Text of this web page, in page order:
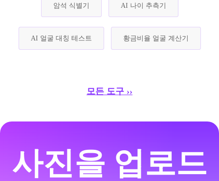
암석 식별기 AI 나이 추측기
AI 얼굴 대칭 테스트 황금비율 얼굴 계산기
모든 도구 ››
사진을 업로드